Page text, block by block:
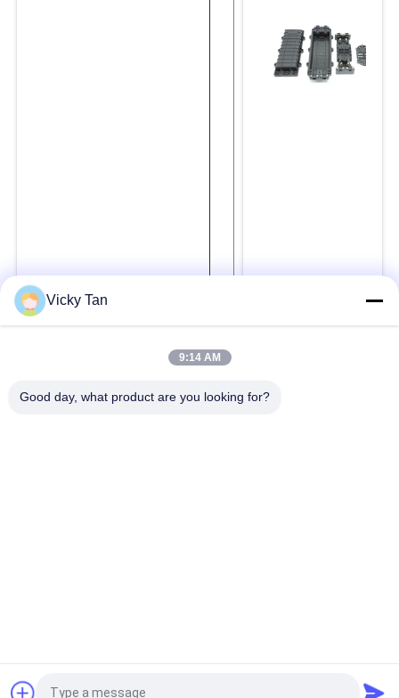
Vicky Tan
9:14 AM
Good day, what product are you looking for?